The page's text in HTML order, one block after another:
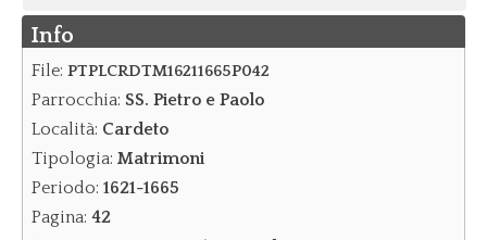
Contatti
Dove siamo/Messaggi
Info
File: PTPLCRDTM16211665P042
Parrocchia: SS. Pietro e Paolo
Località: Cardeto
Tipologia: Matrimoni
Periodo: 1621-1665
Pagina: 42